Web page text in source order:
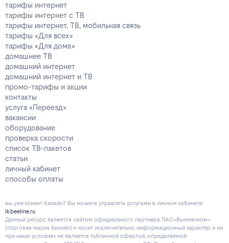
тарифы интернет
тарифы интернет с ТВ
тарифы интернет, ТВ, мобильная связь
тарифы «Для всех»
тарифы «Для дома»
домашнее ТВ
домашний интернет
домашний интернет и ТВ
промо-тарифы и акции
контакты
услуга «Переезд»
вакансии
оборудование
проверка скорости
список ТВ-пакетов
статьи
личный кабинет
способы оплаты
вы уже клиент билайн? Вы можете управлять услугами в личнoм кaбинeтe:
lk.beeline.ru
Данный ресурс является сайтом официального партнера ПАО «Вымпелком»
(торговая марка билайн) и носит исключительно информационный характер и ни
при каких условиях не является публичной офертой, определяемой